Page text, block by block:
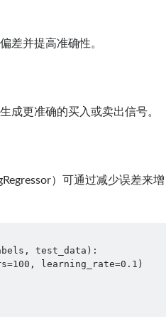
差并提高准确性。
成更准确的买入或卖出信号。
）可通过减少误差来增
test_data):
learning_rate=0.1)